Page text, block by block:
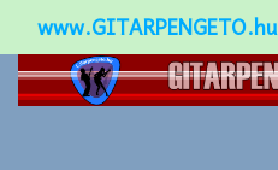
www.GITARPENGETO.hu
Népszerű-